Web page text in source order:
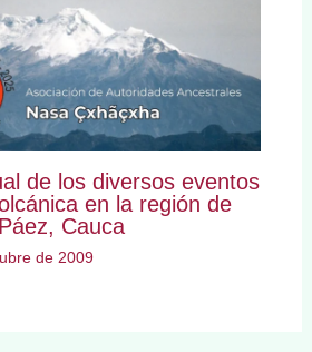
de los diversos eventos
en la región de
Cauca
de 2009